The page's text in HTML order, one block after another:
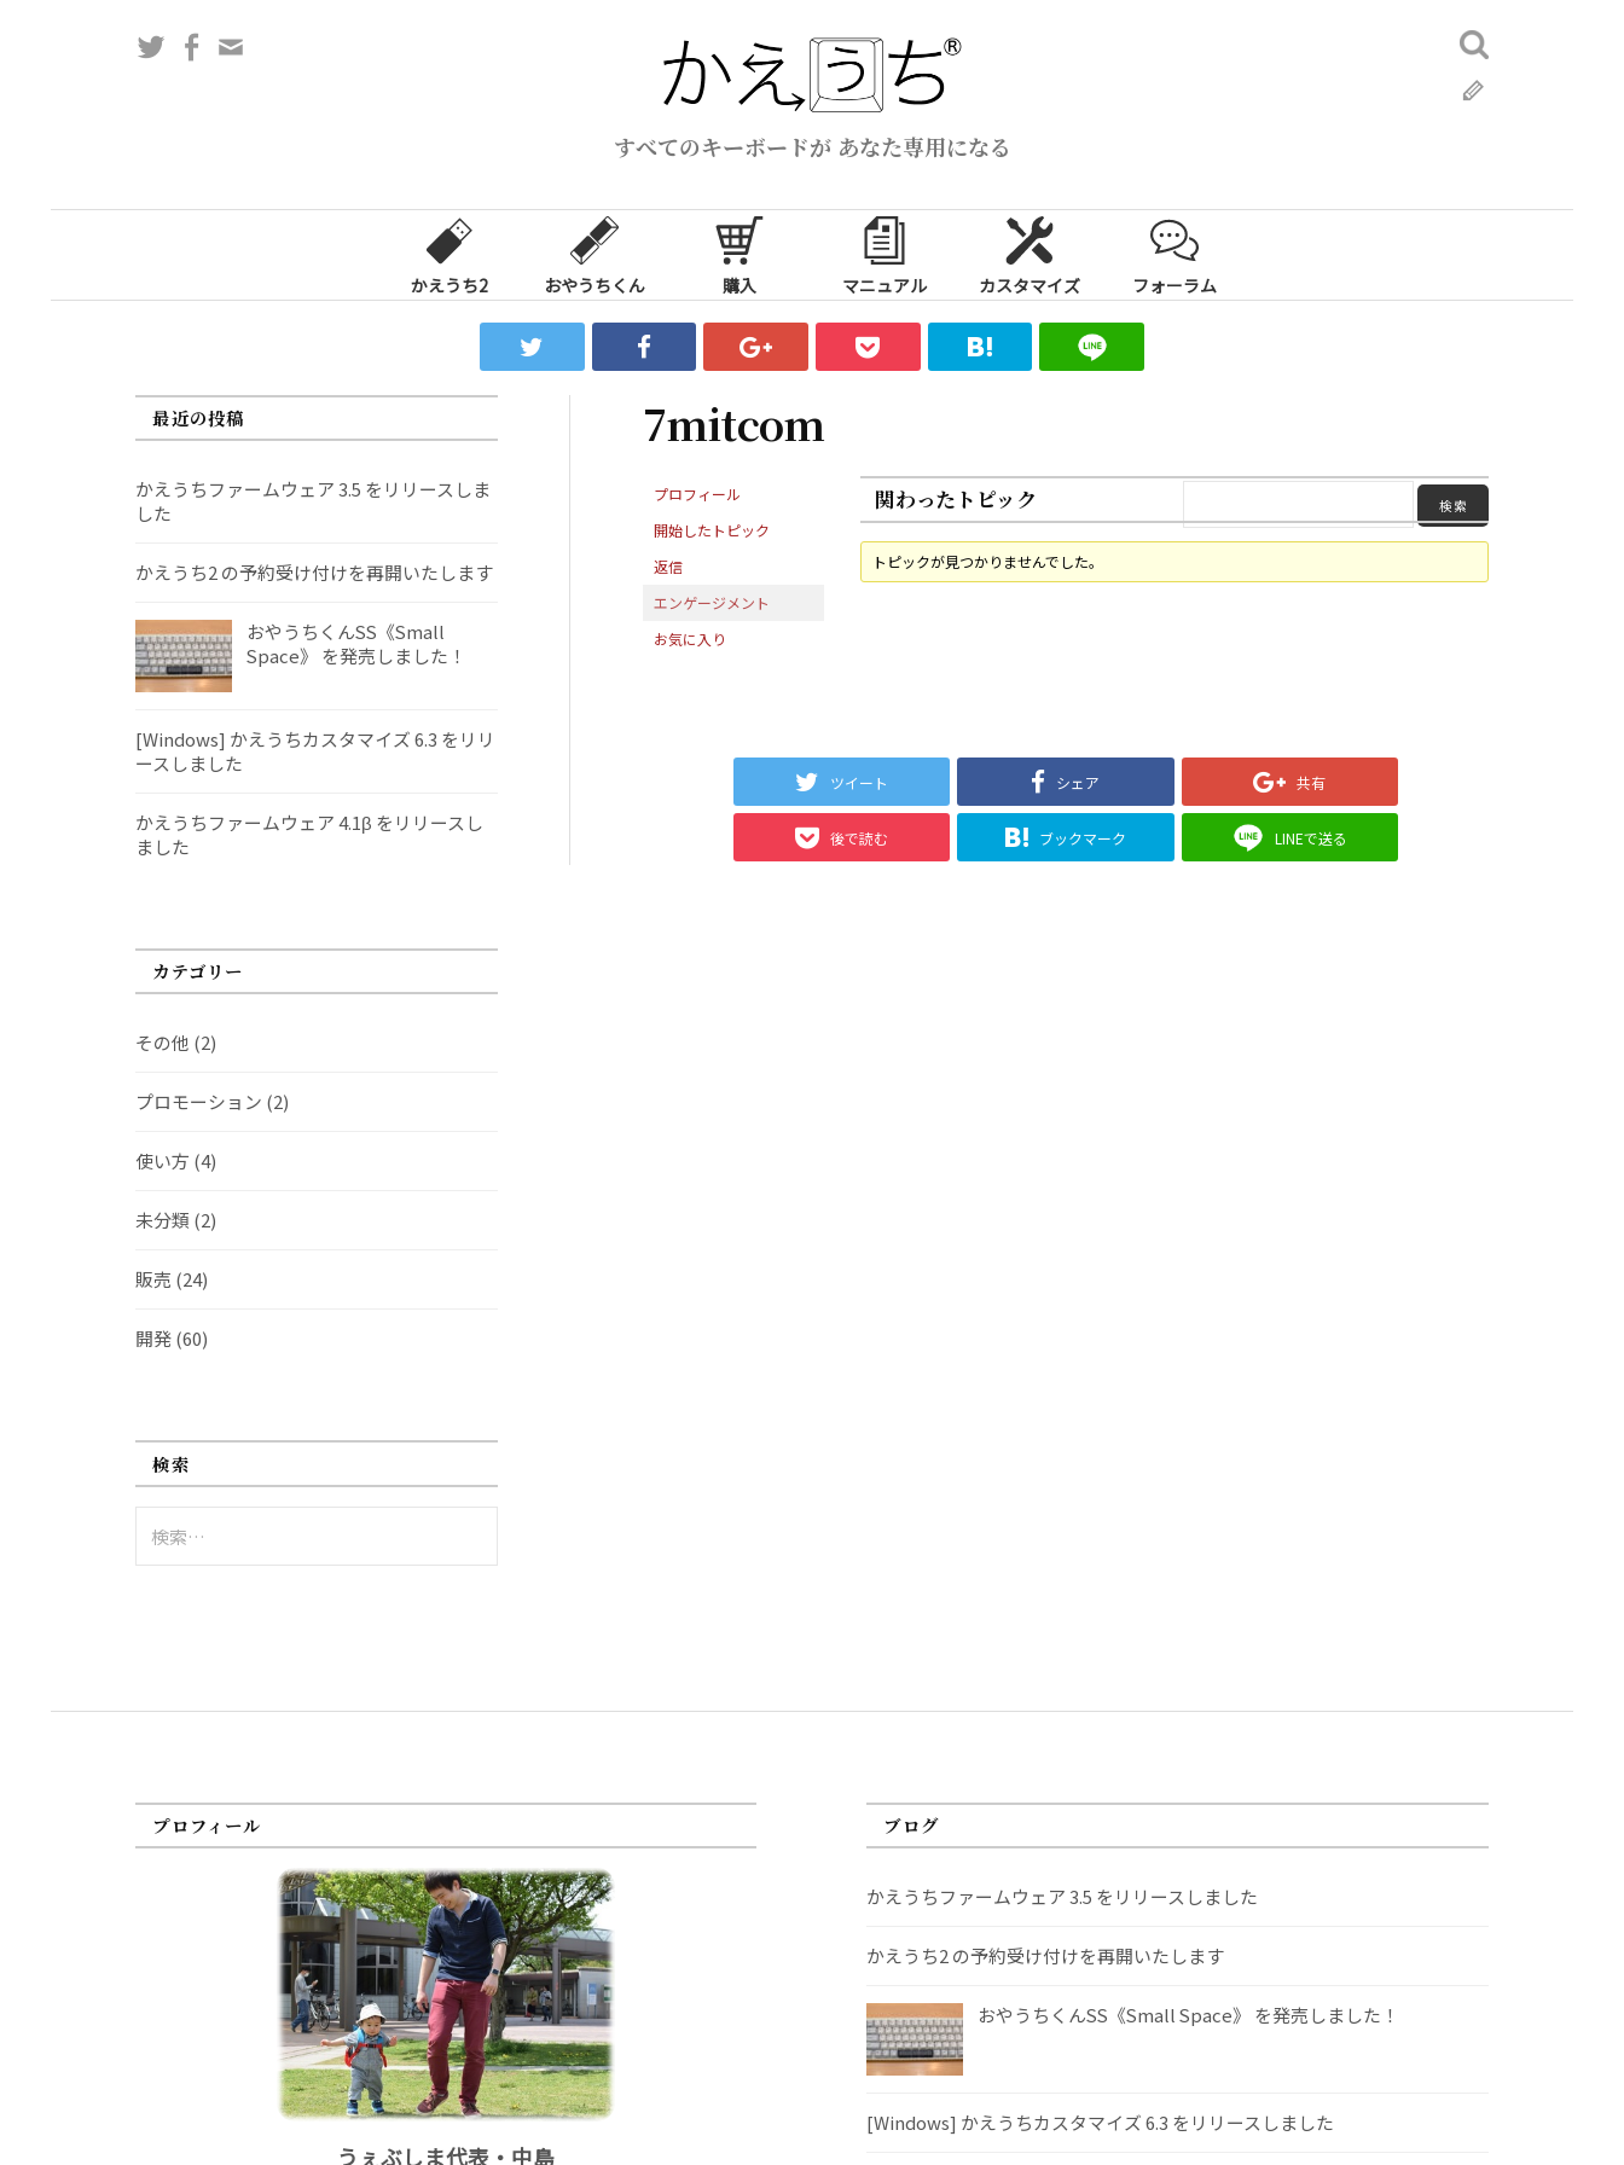
ス
すべてのキーボードが あなた専用になる
TwitterFacebook
検
索:
かえうち2 おやうちくん 購入 マニュアル カスタマイズ フォーラム
7mitcom
プロフィール
開始したトピック
返信
エンゲージメント
お気に入り
関わったトピック
トピックが見つかりませんでした。
ツイート シェア 共有
後で読む ブックマーク LINEで送る
最近の投稿
かえうちファームウェア 3.5 をリリースしま
した
かえうち2 の予約受け付けを再開いたします
おやうちくんSS《Small
Space》 を発売しました！
[Windows] かえうちカスタマイズ 6.3 をリリ
ースしました
かえうちファームウェア 4.1β をリリースし
ました
カテゴリー
その他 (2)
プロモーション (2)
使い方 (4)
未分類 (2)
販売 (24)
開発(60)
検索
索:
プロフィール
うぇぶしま代表・中島
ブログ
かえうちファームウェア 3.5 をリリースしました
かえうち2 の予約受け付けを再開いたします
おやうちくんSS《Small Space》 を発売しました！
[Windows] かえうちカスタマイズ 6.3 をリリースしました